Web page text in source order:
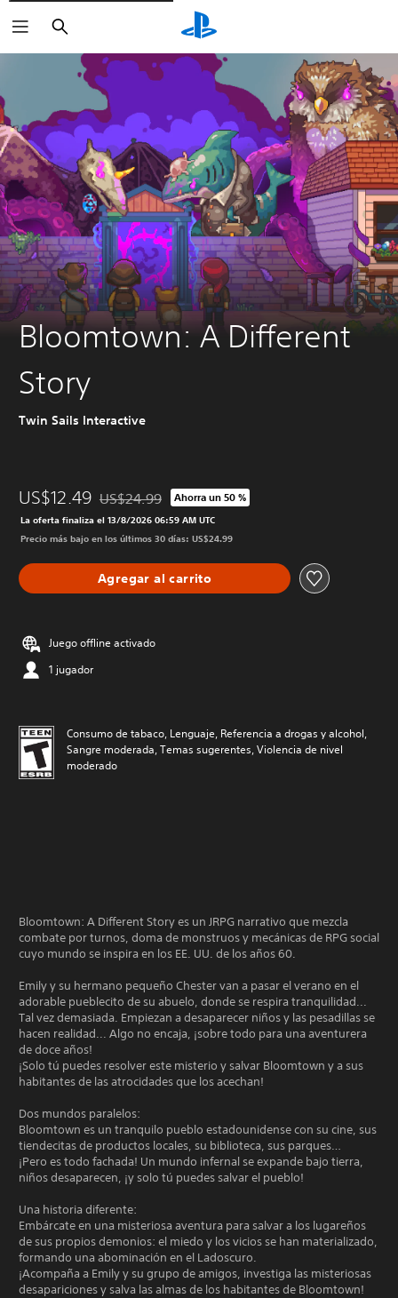
Buscar
Bloomtown: A Different
Story
Twin Sails Interactive
US$12.49 Rebajado del precio original de US$24.99
US$24.99 Ahorra un 50 %
La oferta finaliza el 13/8/2026 06:59 AM UTC
Precio más bajo en los últimos 30 días: US$24.99
Agregar al carrito
Juego offline activado
1 jugador
Consumo de tabaco, Lenguaje, Referencia a drogas y alcohol,
Sangre moderada, Temas sugerentes, Violencia de nivel
moderado
Bloomtown: A Different Story es un JRPG narrativo que mezcla
combate por turnos, doma de monstruos y mecánicas de RPG social
cuyo mundo se inspira en los EE. UU. de los años 60.
Emily y su hermano pequeño Chester van a pasar el verano en el
adorable pueblecito de su abuelo, donde se respira tranquilidad...
Tal vez demasiada. Empiezan a desaparecer niños y las pesadillas se
hacen realidad... Algo no encaja, ¡sobre todo para una aventurera
de doce años!
¡Solo tú puedes resolver este misterio y salvar Bloomtown y a sus
habitantes de las atrocidades que los acechan!
Dos mundos paralelos:
Bloomtown es un tranquilo pueblo estadounidense con su cine, sus
tiendecitas de productos locales, su biblioteca, sus parques…
¡Pero es todo fachada! Un mundo infernal se expande bajo tierra,
niños desaparecen, ¡y solo tú puedes salvar el pueblo!
Una historia diferente:
Embárcate en una misteriosa aventura para salvar a los lugareños
de sus propios demonios: el miedo y los vicios se han materializado,
formando una abominación en el Ladoscuro.
¡Acompaña a Emily y su grupo de amigos, investiga las misteriosas
desapariciones y salva las almas de los habitantes de Bloomtown!